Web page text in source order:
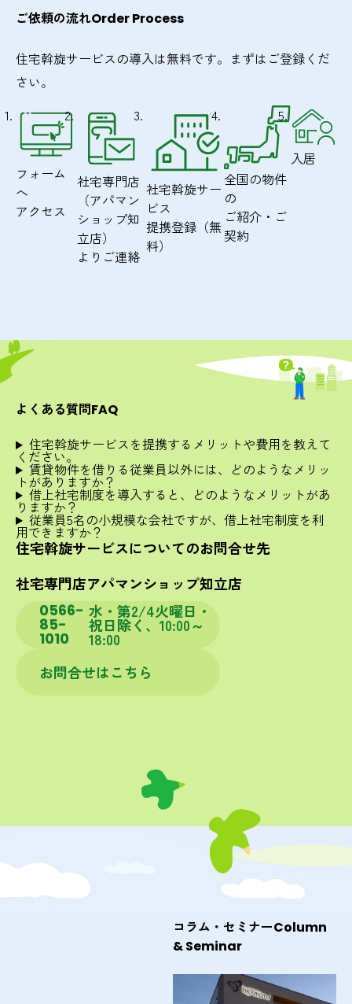
ご依頼の流れOrder Process
住宅斡旋サービスの導入は無料です。 まずはご登録くだ
さい。
フォーム
へ
アクセス
社宅専門店
（アパマン
ショップ知
立店）
よりご連絡
社宅斡旋サー
ビス
提携登録（無
料）
全国の物件
の
ご紹介・ご
契約
入居
よくある質問FAQ
住宅斡旋サービスを提携するメリットや費用を教えて
ください。
賃貸物件を借りる従業員以外には、どのようなメリッ
トがありますか？
借上社宅制度を導入すると、どのようなメリットがあ
りますか？
従業員5名の小規模な会社ですが、借上社宅制度を利
用できますか？
住宅斡旋サービスについてのお問合せ先
社宅専門店アパマンショップ知立店
0566-
85-
1010
水・第2/4火曜日・
祝日除く、10:00～
18:00
お問合せはこちら
コラム・セミナーColumn
& Seminar